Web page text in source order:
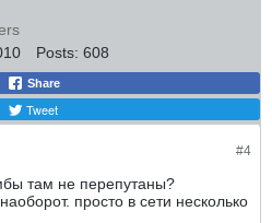
Posts: 608
Share
Tweet
#4
там не перепутаны?
просто в сети несколько